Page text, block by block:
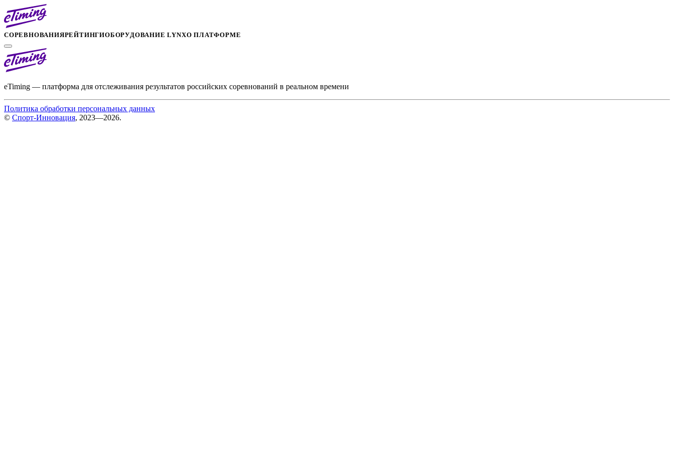
СОРЕВНОВАНИЯРЕЙТИНГИОБОРУДОВАНИЕ LYNXО ПЛАТФОРМЕ
eTiming — платформа для отслеживания результатов российских соревнований в реальном времени
Политика обработки персональных данных
© Спорт-Инновация, 2023—2026.